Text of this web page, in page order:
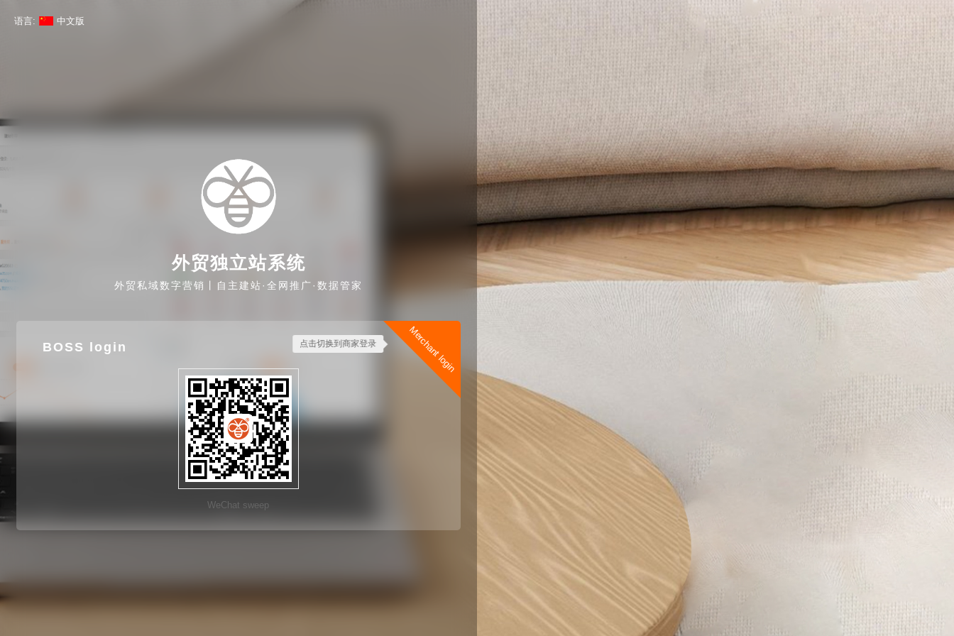
语言: 中文版
外贸独立站系统
外贸私域数字营销丨自主建站·全网推广·数据管家
BOSS login
WeChat sweep
Merchant login
点击切换到商家登录